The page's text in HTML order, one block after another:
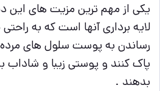
یکی از مهم ترین مزیت های
لایه برداری آنها است که به
رساندن به پوست سلول های
پاک کنند و پوستی زیبا و شاداب
بدهند .